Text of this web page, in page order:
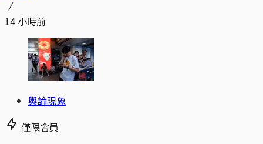
14 小時前
輿論現象
僅限會員